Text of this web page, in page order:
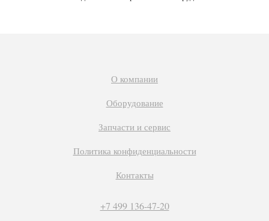
О компании
Оборудование
Запчасти и сервис
Политика конфиденциальности
Контакты
+7 499 136-47-20